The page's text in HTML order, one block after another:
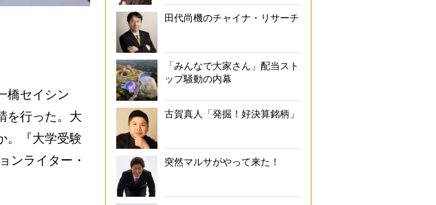
橋セイシン
を行った。大
。『大学受験
ンライター・
田代尚機のチャイナ・リサーチ
「みんなで大家さん」配当スト
ップ騒動の内幕
古賀真人「発掘！好決算銘柄」
突然マルサがやって来た！